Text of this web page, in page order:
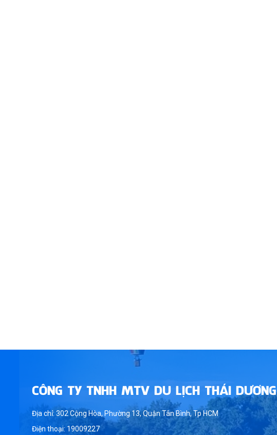
CÔNG TY TNHH MTV DU LỊCH THÁI DƯƠNG
Địa chỉ: 302 Cộng Hòa, Phường 13, Quận Tân Bình, Tp HCM
Điện thoại: 19009227